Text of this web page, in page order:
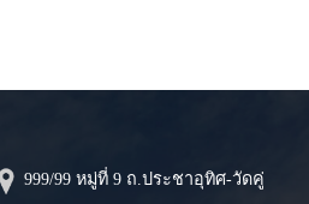
999/99 หมู่ที่ 9 ถ.ประชาอุทิศ-วัดคู่